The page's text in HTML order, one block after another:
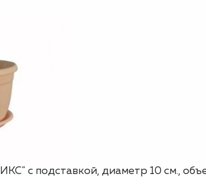
с подставкой, диаметр 10 см.,